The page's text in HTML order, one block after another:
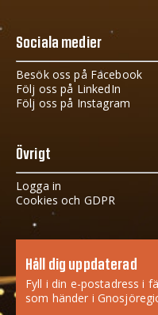
Sociala medier
Besök oss på Facebook
Följ oss på LinkedIn
Följ oss på Instagram
Övrigt
Logga in
Cookies och GDPR
Håll dig uppdaterad
Fyll i din e-postadress i
som händer i